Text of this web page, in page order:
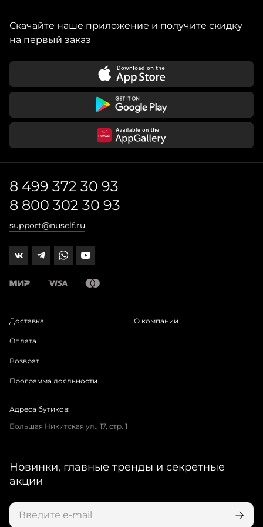
Скачайте наше приложение и получите скидку
на первый заказ
8 499 372 30 93
8 800 302 30 93
support@nuself.ru
Доставка
Оплата
Возврат
Программа лояльности
О компании
Адреса бутиков:
Большая Никитская ул., 17, стр. 1
Новинки, главные тренды и секретные
акции